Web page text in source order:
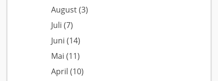
August(3)
Juli (7)
Juni (14)
Mai (11)
April (10)